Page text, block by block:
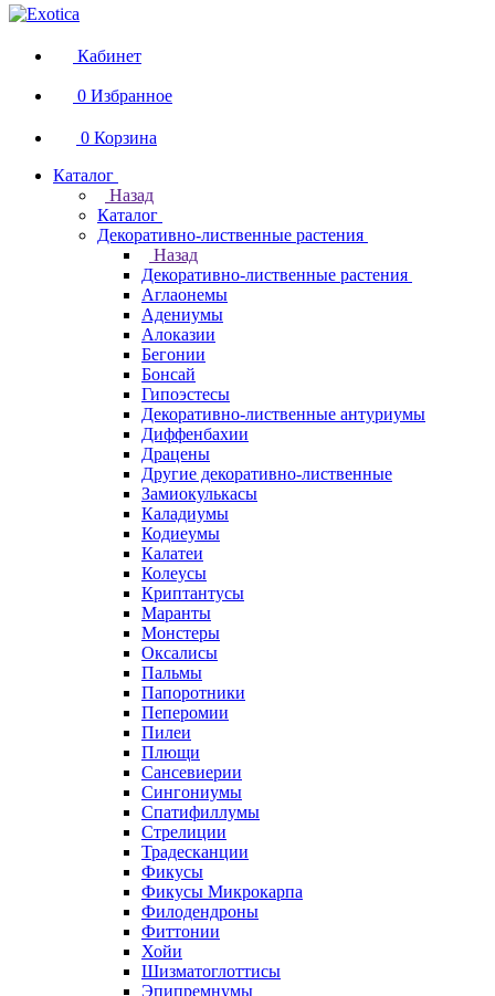
Кабинет
0 Избранное
0 Корзина
Каталог
Назад
Каталог
Декоративно-лиственные растения
Назад
Декоративно-лиственные растения
Аглаонемы
Адениумы
Алоказии
Бегонии
Бонсай
Гипоэстесы
Декоративно-лиственные антуриумы
Диффенбахии
Драцены
Другие декоративно-лиственные
Замиокулькасы
Каладиумы
Кодиеумы
Калатеи
Колеусы
Криптантусы
Маранты
Монстеры
Оксалисы
Пальмы
Папоротники
Пеперомии
Пилеи
Плющи
Сансевиерии
Сингониумы
Спатифиллумы
Стрелиции
Традесканции
Фикусы
Фикусы Микрокарпа
Филодендроны
Фиттонии
Хойи
Шизматоглоттисы
Эпипремнумы